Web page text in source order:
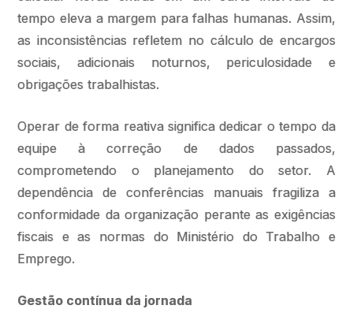
tempo eleva a margem para falhas humanas. Assim,
as inconsistências refletem no cálculo de encargos
sociais, adicionais noturnos, periculosidade e
obrigações trabalhistas.
Operar de forma reativa significa dedicar o tempo da
equipe à correção de dados passados,
comprometendo o planejamento do setor. A
dependência de conferências manuais fragiliza a
conformidade da organização perante as exigências
fiscais e as normas do Ministério do Trabalho e
Emprego.
Gestão contínua da jornada